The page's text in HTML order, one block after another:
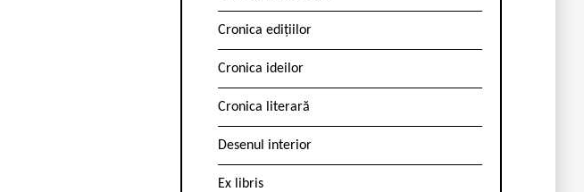
Cronica edițiilor
Cronica ideilor
Cronica literară
Desenul interior
Ex libris